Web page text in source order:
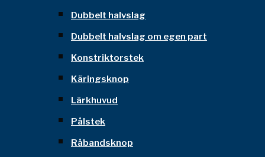
Dubbelt halvslag
Dubbelt halvslag om egen part
Konstriktorstek
Käringsknop
Lärkhuvud
Pålstek
Råbandsknop